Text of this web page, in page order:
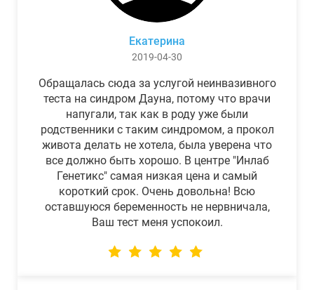
Екатерина
2019-04-30
Обращалась сюда за услугой неинвазивного
теста на синдром Дауна, потому что врачи
напугали, так как в роду уже были
родственники с таким синдромом, а прокол
живота делать не хотела, была уверена что
все должно быть хорошо. В центре "Инлаб
Генетикс" самая низкая цена и самый
короткий срок. Очень довольна! Всю
оставшуюся беременность не нервничала,
Ваш тест меня успокоил.